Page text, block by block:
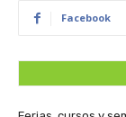
Facebook